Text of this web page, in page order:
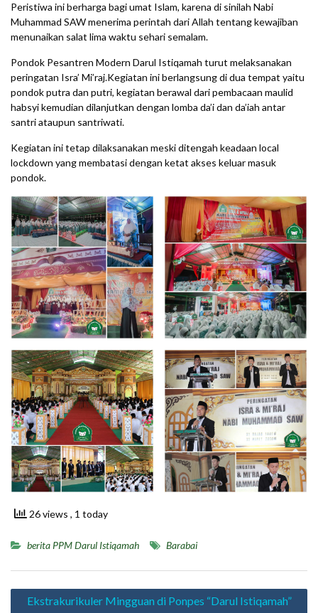
Peristiwa ini berharga bagi umat Islam, karena di sinilah Nabi
Muhammad SAW menerima perintah dari Allah tentang kewajiban
menunaikan salat lima waktu sehari semalam.
Pondok Pesantren Modern Darul Istiqamah turut melaksanakan
peringatan Isra’ Mi’raj.Kegiatan ini berlangsung di dua tempat yaitu
pondok putra dan putri, kegiatan berawal dari pembacaan maulid
habsyi kemudian dilanjutkan dengan lomba da’i dan da’iah antar
santri ataupun santriwati.
Kegiatan ini tetap dilaksanakan meski ditengah keadaan local
lockdown yang membatasi dengan ketat akses keluar masuk
pondok.
26 views , 1 today
berita PPM Darul Istiqamah Barabai
Navigasi
Ekstrakurikuler Mingguan di Ponpes “Darul Istiqamah”